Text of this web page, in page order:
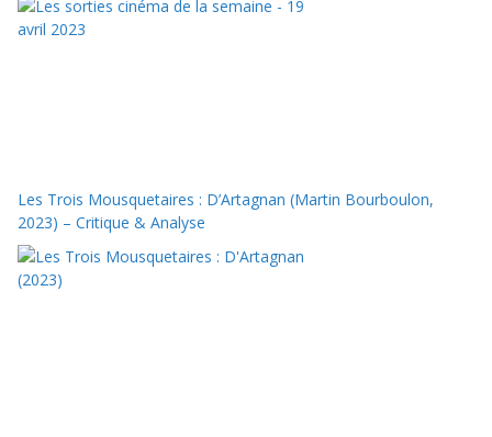
Les Trois Mousquetaires : D’Artagnan (Martin Bourboulon,
2023) – Critique & Analyse